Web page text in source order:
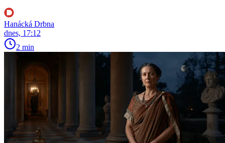
Hanácká Drbna
dnes, 17:12
2 min